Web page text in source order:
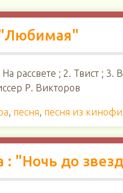
рассвете ; 2. Твист ; 3.
Р. Викторов
, песня, песня из
"Ночь до